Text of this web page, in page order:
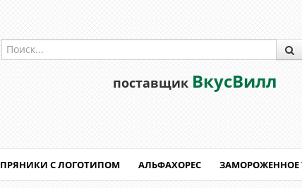
поставщик ВкусВилл
ПРЯНИКИ С ЛОГОТИПОМ АЛЬФАХОРЕС ЗАМОРОЖЕННОЕ